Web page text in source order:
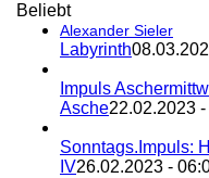
Beliebt
Alexander Sieler
Labyrinth
Impuls
Asche22.02.2023
Sonntags.Impuls:
IV26.02.2023 -